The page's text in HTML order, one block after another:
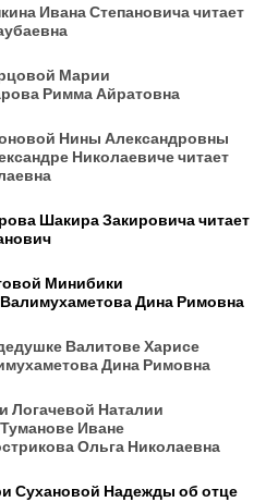
Ивана Степановичачитает
Марии
Римма Айратовна
Нины Александровны
Николаевичечитает
Шакира Закировича читает
Минибики
Дина Римовна
Валитове Харисе
Дина Римовна
Логачевой Наталии
Иване
Ольга Николаевна
Сухановой Надежды об отце